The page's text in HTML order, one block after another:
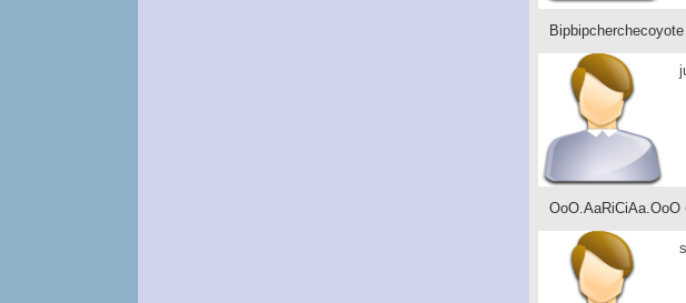
Bipbipcherchecoyote
OoO.AaRiCiAa.OoO